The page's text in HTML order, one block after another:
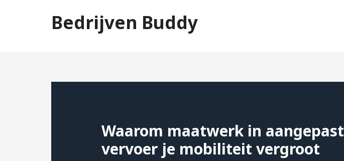
Bedrijven Buddy
Waarom maatwerk in aangepast
vervoer je mobiliteit vergroot